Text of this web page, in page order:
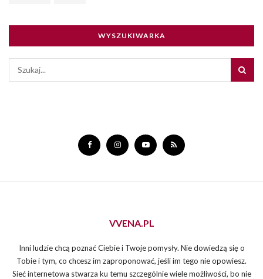
WYSZUKIWARKA
VVENA.PL
Inni ludzie chcą poznać Ciebie i Twoje pomysły. Nie dowiedzą się o
Tobie i tym, co chcesz im zaproponować, jeśli im tego nie opowiesz.
Sieć internetowa stwarza ku temu szczególnie wiele możliwości, bo nie